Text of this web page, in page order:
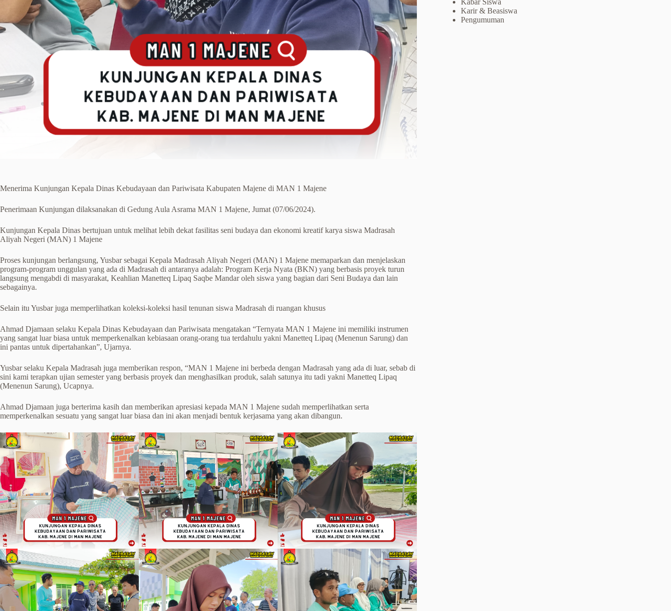
Menerima Kunjungan Kepala Dinas Kebudayaan dan Pariwisata Kabupaten Majene di MAN 1 Majene
Penerimaan Kunjungan dilaksanakan di Gedung Aula Asrama MAN 1 Majene, Jumat (07/06/2024).
Kunjungan Kepala Dinas bertujuan untuk melihat lebih dekat fasilitas seni budaya dan ekonomi kreatif karya siswa Madrasah
Aliyah Negeri (MAN) 1 Majene
Proses kunjungan berlangsung, Yusbar sebagai Kepala Madrasah Aliyah Negeri (MAN) 1 Majene memaparkan dan menjelaskan
program-program unggulan yang ada di Madrasah di antaranya adalah: Program Kerja Nyata (BKN) yang berbasis proyek turun
langsung mengabdi di masyarakat, Keahlian Manetteq Lipaq Saqbe Mandar oleh siswa yang bagian dari Seni Budaya dan lain
sebagainya.
Selain itu Yusbar juga memperlihatkan koleksi-koleksi hasil tenunan siswa Madrasah di ruangan khusus
Ahmad Djamaan selaku Kepala Dinas Kebudayaan dan Pariwisata mengatakan “Ternyata MAN 1 Majene ini memiliki instrumen
yang sangat luar biasa untuk memperkenalkan kebiasaan orang-orang tua terdahulu yakni Manetteq Lipaq (Menenun Sarung) dan
ini pantas untuk dipertahankan”, Ujarnya.
Yusbar selaku Kepala Madrasah juga memberikan respon, “MAN 1 Majene ini berbeda dengan Madrasah yang ada di luar, sebab di
sini kami terapkan ujian semester yang berbasis proyek dan menghasilkan produk, salah satunya itu tadi yakni Manetteq Lipaq
(Menenun Sarung), Ucapnya.
Ahmad Djamaan juga berterima kasih dan memberikan apresiasi kepada MAN 1 Majene sudah memperlihatkan serta
memperkenalkan sesuatu yang sangat luar biasa dan ini akan menjadi bentuk kerjasama yang akan dibangun.
Kabar Siswa
Karir & Beasiswa
Pengumuman